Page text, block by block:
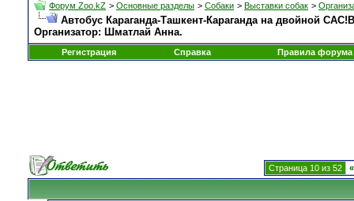
Форум Zoo.kZ > Основные разделы > Собаки > Выставки собак >
Автобус Караганда-Ташкент-Караганда на двойной
Организатор: Шматлай Анна.
Регистрация Справка Правила форума
Страница 10 из 52 «